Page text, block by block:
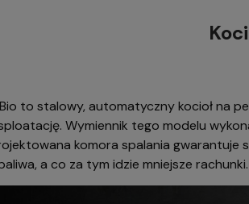
to stalowy, automatyczny kocioł na
Wymiennik tego modelu
komora spalania gwarantuje
a co za tym idzie mniejsze rachunki.